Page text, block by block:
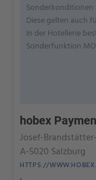
Sonderkonditionen
Diese gelten auch
In der Hotellerie
Sonderfunktion
hobex
Josef-
A-5020 Salzburg
HTTPS://